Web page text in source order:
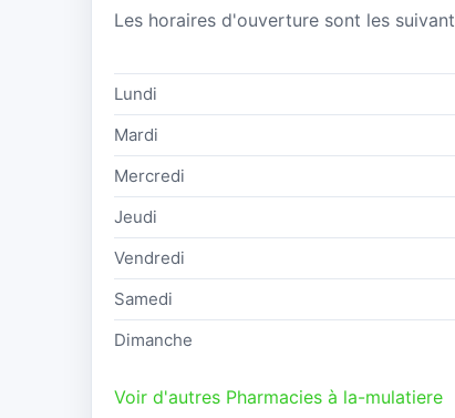
Les horaires d'ouverture sont les
Lundi
Mardi
Mercredi
Jeudi
Vendredi
Samedi
Dimanche
Voir d'autres Pharmacies à la-mulatiere